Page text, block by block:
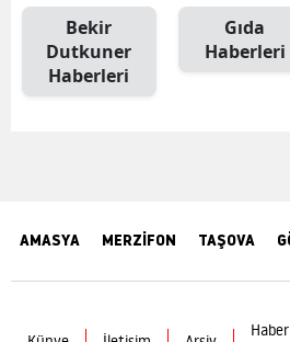
Bekir
Dutkuner
Haberleri
Gıda
Haberleri
AMASYA MERZİFON TAŞOVA
Haber